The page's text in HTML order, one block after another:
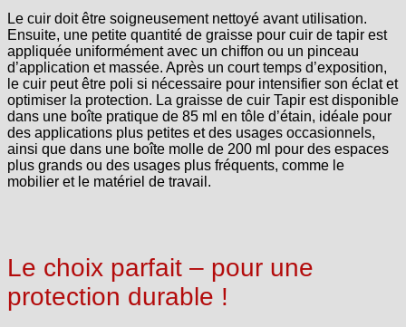
Le cuir doit être soigneusement nettoyé avant utilisation.
Ensuite, une petite quantité de graisse pour cuir de tapir est
appliquée uniformément avec un chiffon ou un pinceau
d’application et massée. Après un court temps d’exposition,
le cuir peut être poli si nécessaire pour intensifier son éclat et
optimiser la protection. La graisse de cuir Tapir est disponible
dans une boîte pratique de 85 ml en tôle d’étain, idéale pour
des applications plus petites et des usages occasionnels,
ainsi que dans une boîte molle de 200 ml pour des espaces
plus grands ou des usages plus fréquents, comme le
mobilier et le matériel de travail.
Le choix parfait – pour une
protection durable !